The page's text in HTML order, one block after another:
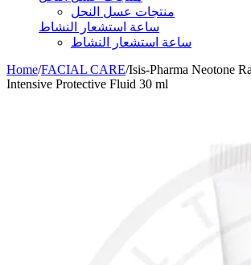
منتجات عسل النحل
ساعة استشعار النشاط
ساعة استشعار النشاط
Home/FACIAL CARE/Isis-Pharma Neotone
Intensive Protective Fluid 30 ml